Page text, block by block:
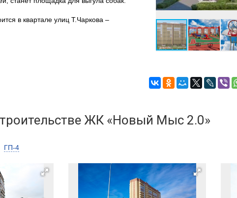
в квартале улиц Т.Чаркова –
16-этажных кирпично-монолитных
с 3-м остеклением, с установкой
ЖК «Новый Мыс 2.0»
ГП-4